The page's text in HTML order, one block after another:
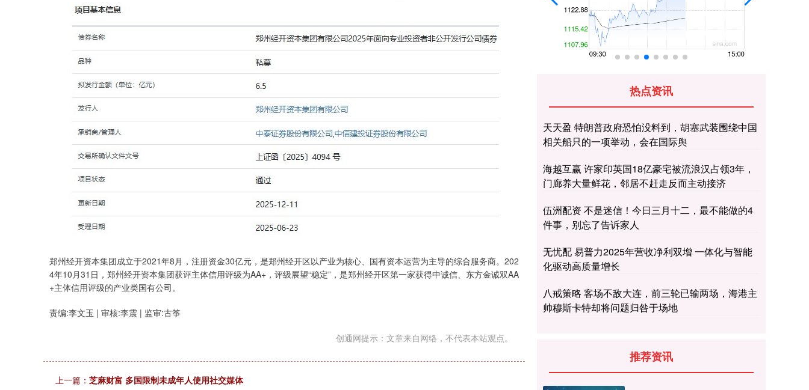
郑州经开资本集团成立于2021年8月，注册资金30亿元，是郑州经开区以产业为核心、国有资本运营为主导的综合服务商。202
4年10月31日，郑州经开资本集团获评主体信用评级为AA+，评级展望“稳定”，是郑州经开区第一家获得中诚信、东方金诚双AA
+主体信用评级的产业类国有公司。
责编:李文玉 | 审核:李震 | 监审:古筝
创通网提示：文章来自网络，不代表本站观点。
上一篇： 芝麻财富 多国限制未成年人使用社交媒体
热点资讯
天天盈 特朗普政府恐怕没料到，胡塞武装围绕中国
相关船只的一项举动，会在国际舆
海越互赢 许家印英国18亿豪宅被流浪汉占领3年，
门廊养大量鲜花，邻居不赶走反而主动接济
伍洲配资 不是迷信！今日三月十二，最不能做的4
件事，别忘了告诉家人
无忧配 易普力2025年营收净利双增 一体化与智能
化驱动高质量增长
八戒策略 客场不敌大连，前三轮已输两场，海港主
帅穆斯卡特却将问题归咎于场地
推荐资讯